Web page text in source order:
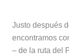
Justo después
encontramos
– de la ruta del